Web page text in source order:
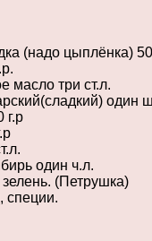
(надо цыплёнка)
масло три ст.л.
один
г.р
один ч.л.
(Петрушка)
специи.